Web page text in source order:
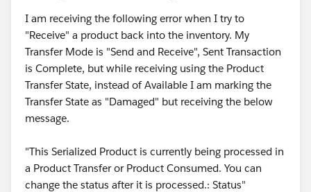
I am receiving the following error when I try to
"Receive" a product back into the inventory. My
Transfer Mode is "Send and Receive", Sent Transaction
is Complete, but while receiving using the Product
Transfer State, instead of Available I am marking the
Transfer State as "Damaged" but receiving the below
message.
"This Serialized Product is currently being processed in
a Product Transfer or Product Consumed. You can
change the status after it is processed.: Status"